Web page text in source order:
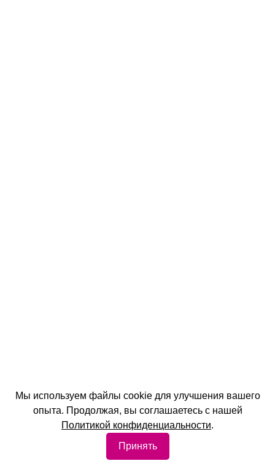
Мы используем файлы cookie для улучшения вашего
опыта. Продолжая, вы соглашаетесь с нашей
Политикой конфиденциальности.
Принять